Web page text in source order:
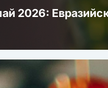
2026: